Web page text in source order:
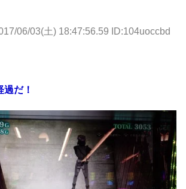
06/03(土) 18:47:56.59 ID:104uoccbd
だ！